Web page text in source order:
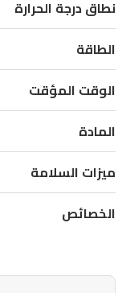
غير
التنظيف.
لوحة
التحكم
باللمس
وميزات
من
نطاق درجة الحرارة
الطاقة
الوقت المؤقت
المادة
ميزات السلامة
الخصائص